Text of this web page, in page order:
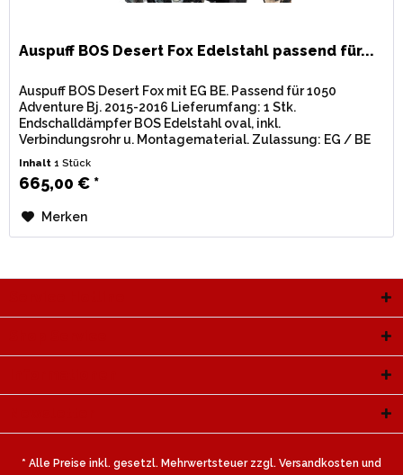
Auspuff BOS Desert Fox Edelstahl passend für...
Auspuff BOS Desert Fox mit EG BE. Passend für 1050
Adventure Bj. 2015-2016 Lieferumfang: 1 Stk.
Endschalldämpfer BOS Edelstahl oval, inkl.
Verbindungsrohr u. Montagematerial. Zulassung: EG / BE
(Straßenzulassung) mit eingestanzter...
Inhalt1 Stück
665,00 € *
Merken
* Alle Preise inkl. gesetzl. Mehrwertsteuer zzgl. Versandkosten und